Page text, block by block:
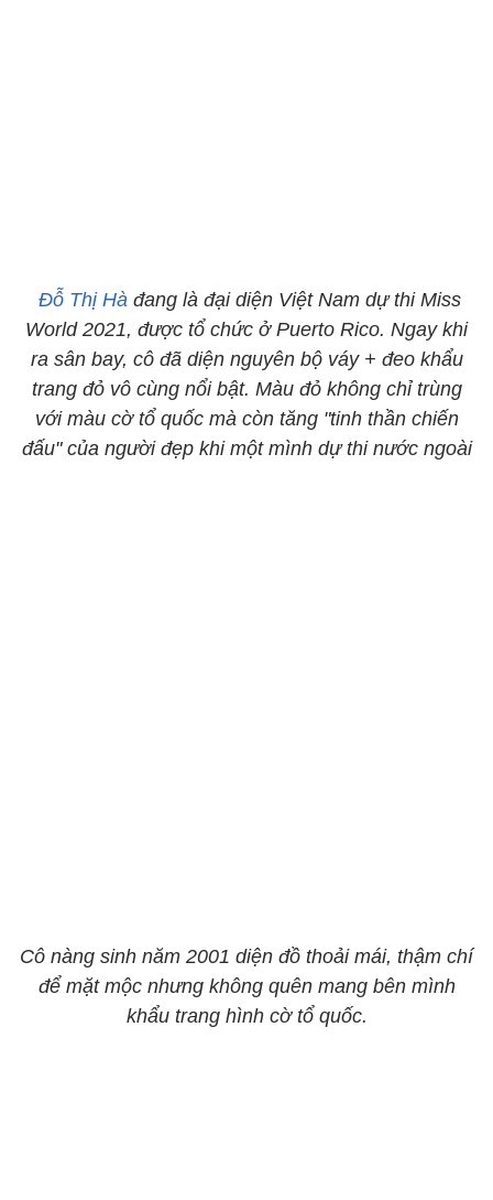
Đỗ Thị Hàđang là đại diện Việt Nam dự thi Miss
World 2021, được tổ chức ở Puerto Rico. Ngay khi
ra sân bay, cô đã diện nguyên bộ váy + đeo khẩu
trang đỏ vô cùng nổi bật. Màu đỏ không chỉ trùng
với màu cờ tổ quốc mà còn tăng "tinh thần chiến
đấu" của người đẹp khi một mình dự thi nước ngoài
Cô nàng sinh năm 2001 diện đồ thoải mái, thậm chí
để mặt mộc nhưng không quên mang bên mình
khẩu trang hình cờ tổ quốc.